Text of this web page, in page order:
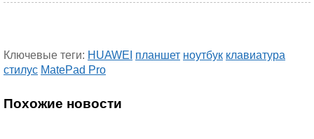
Ключевые теги: HUAWEI планшет ноутбук клавиатура
стилус MatePad Pro
Похожие новости